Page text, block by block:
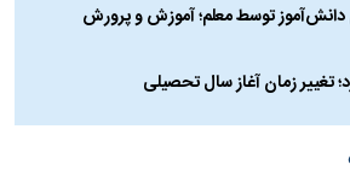
توسط معلم؛ آموزش و پرورش
تغییر زمان آغاز سال تحصیلی